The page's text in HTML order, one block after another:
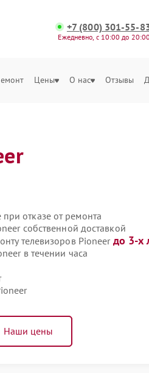
+7 (800) 301-55-
Ежедневно, с 10:00 до 20:00
Цены О нас Отзывы
отказе от ремонта
собственной доставкой
телевизоров Pioneer до 3-х
в течении часа
Наши цены